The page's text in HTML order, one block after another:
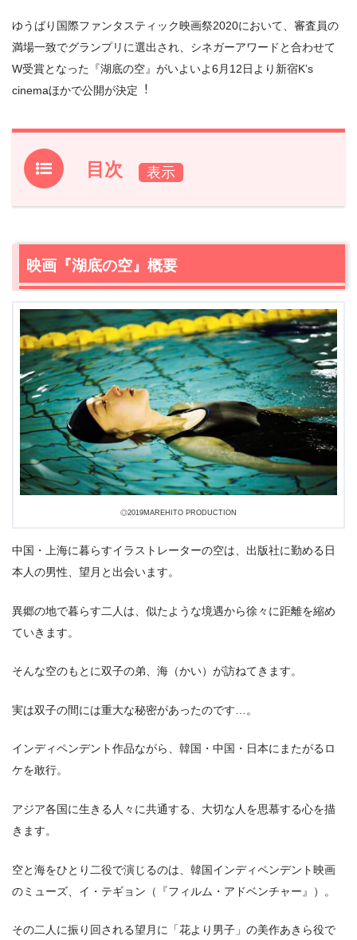
ゆうばり国際ファンタスティック映画祭2020において、審査員の
満場⼀致でグランプリに選出され、シネガーアワードと合わせて
W受賞となった『湖底の空』がいよいよ6⽉12⽇より新宿Kʼs
cinemaほかで公開が決定︕
目次
1.映画『湖底の空』概要
2.1清⽔崇（映画監督）
2.2向井康介（脚本家）
2.4 本⽥隆⼀（映画監督）
2.5塩⽥時敏（映画評論家・ゆうばり国際ファンタスティ
ック映画祭プログラマー）
2.6モ・ウニョン（プチョン国際ファンタスティック映画
祭プログラマー）
2.7 ⼯藤じゅんき（ラジオパーソナリティー）
3.映画『湖底の空』作品情報
3.1あらすじ
映画『湖底の空』概要
◎2019MAREHITO PRODUCTION
中国・上海に暮らすイラストレーターの空は、出版社に勤める⽇
本⼈の男性、望⽉と出会います。
異郷の地で暮らす⼆⼈は、似たような境遇から徐々に距離を縮め
ていきます。
そんな空のもとに双⼦の弟、海（かい）が訪ねてきます。
実は双⼦の間には重⼤な秘密があったのです…。
インディペンデント作品ながら、韓国・中国・⽇本にまたがるロ
ケを敢⾏。
アジア各国に⽣きる⼈々に共通する、⼤切な⼈を思慕する⼼を描
きます。
空と海をひとり⼆役で演じるのは、韓国インディペンデント映画
のミューズ、イ・テギョン（『フィルム・アドベンチャー』）。
その⼆⼈に振り回される望⽉に「花より男⼦」の美作あきら役で